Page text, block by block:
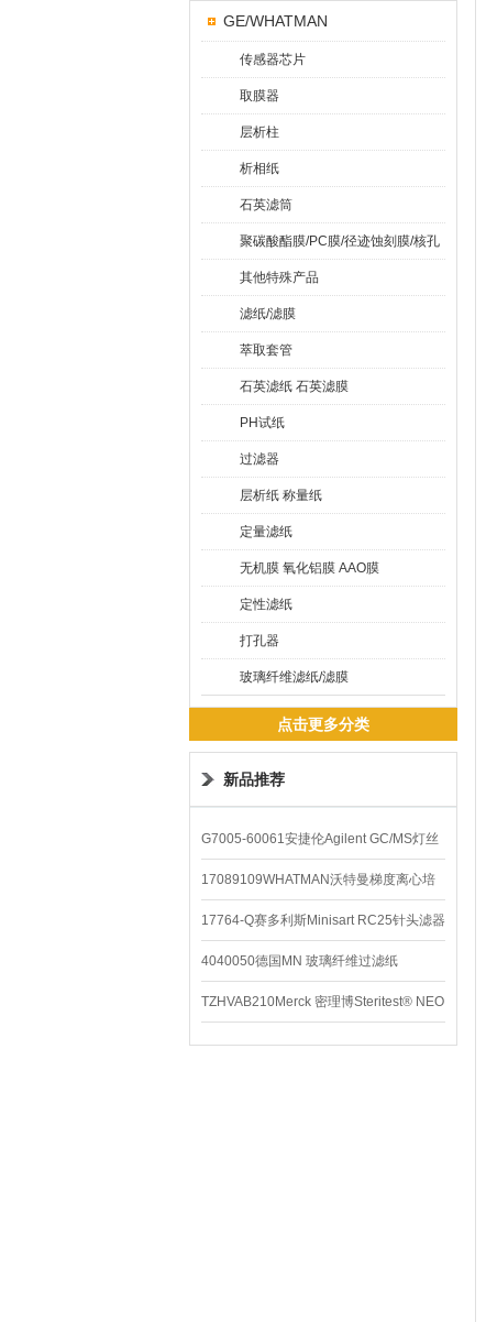
GE/WHATMAN
传感器芯片
取膜器
层析柱
析相纸
石英滤筒
聚碳酸酯膜/PC膜/径迹蚀刻膜/核孔
膜
其他特殊产品
滤纸/滤膜
萃取套管
石英滤纸 石英滤膜
PH试纸
过滤器
层析纸 称量纸
定量滤纸
无机膜 氧化铝膜 AAO膜
定性滤纸
打孔器
玻璃纤维滤纸/滤膜
点击更多分类
新品推荐
G7005-60061安捷伦Agilent GC/MS灯丝
配件
17089109WHATMAN沃特曼梯度离心培
养基
17764-Q赛多利斯Minisart RC25针头滤器
4040050德国MN 玻璃纤维过滤纸
TZHVAB210Merck 密理博Steritest® NEO
设备